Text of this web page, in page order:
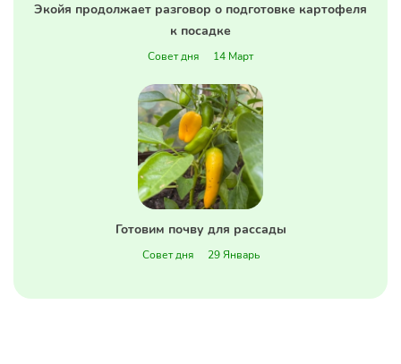
Экойя продолжает разговор о подготовке картофеля
к посадке
Совет дня 14 Март
Готовим почву для рассады
Совет дня 29 Январь